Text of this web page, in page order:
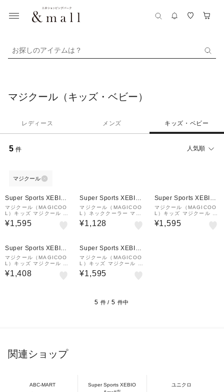
お探しのアイテムは？
マジクール（キッズ・ベビー）
レディース メンズ キッズ・ベビー
5 件 人気順
マジクール
Super Sports XEBIO
&mall店
マジクール（MAGICOO
L）キッズ マジクール ネ
ッククーラー ペイズリー
DNIMC3S-PG
¥1,595
Super Sports XEBIO
&mall店
マジクール（MAGICOO
L）ネッククーラー マジ
クールキッズ ひんやり長
続き 青 子供用MCFT8-L
¥1,128
Super Sports XEBIO
&mall店
マジクール（MAGICOO
L）キッズ マジクール ネ
ッククーラー ペイズリー
DNIMC3S-PB
¥1,595
Super Sports XEBIO
&mall店
マジクール（MAGICOO
L）キッズ マジクール ネ
ッククーラー MCFT7-D
BS
¥1,408
Super Sports XEBIO
&mall店
マジクール（MAGICOO
L）キッズ マジクール ネ
ッククーラー カモフラー
ジュ DNIMC3S-CF
¥1,595
5 件 / 5 件中
関連ショップ
ABC-MART
Super Sports XEBIO
ユニクロ